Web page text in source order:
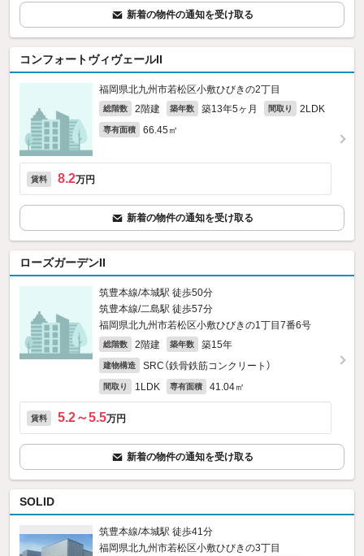
新着の物件の通知を受け取る
コンフォートヴィヴェールII
福岡県北九州市若松区小敷ひびきの2丁目
総階数 2階建 築年数 築13年5ヶ月 間取り 2LDK
専有面積 66.45㎡
賃料 8.2万円
新着の物件の通知を受け取る
ローズガーデンII
筑豊本線/本城駅 徒歩50分
筑豊本線/二島駅 徒歩57分
福岡県北九州市若松区小敷ひびきの1丁目7番6号
総階数 2階建 築年数 築15年
建物構造 SRC（鉄骨鉄筋コンクリート）
間取り 1LDK 専有面積 41.04㎡
賃料 5.2～5.5万円
新着の物件の通知を受け取る
SOLID
筑豊本線/本城駅 徒歩41分
福岡県北九州市若松区小敷ひびきの3丁目